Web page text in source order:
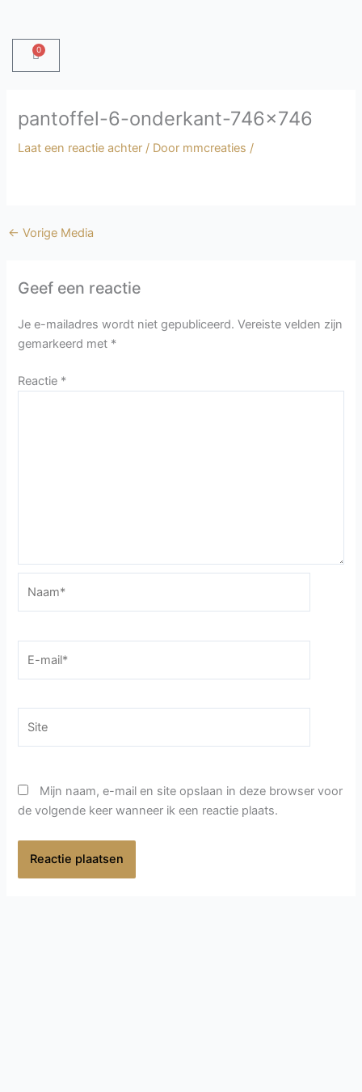
0
Winkelwagen
pantoffel-6-onderkant-746×746
Laat een reactie achter / Door mmcreaties /
← Vorige Media
Geef een reactie
Je e-mailadres wordt niet gepubliceerd. Vereiste velden zijn
gemarkeerd met *
Reactie *
mail*
Mijn naam, e-mail en site opslaan in deze browser voor
de volgende keer wanneer ik een reactie plaats.